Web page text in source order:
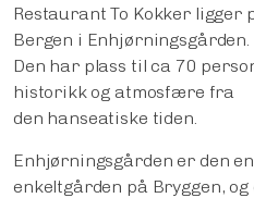
Restaurant To Kokker ligger
Bergen i Enhjørningsgården.
Den har plass til ca 70
historikk og atmosfære fra
den hanseatiske tiden.
Enhjørningsgården er den
enkeltgården på Bryggen,